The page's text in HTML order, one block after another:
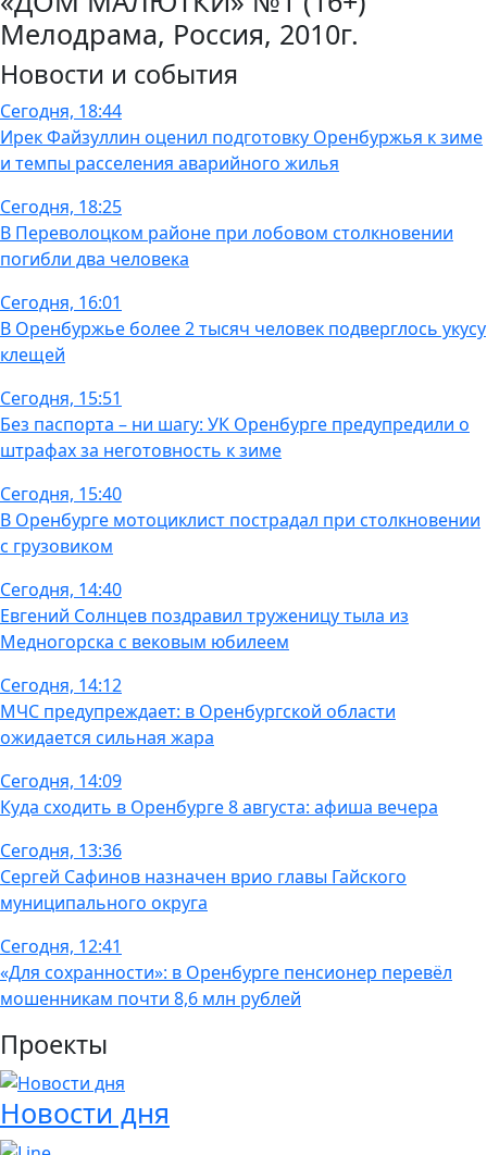
Мелодрама, Россия, 2010г.
Новости и события
Сегодня, 18:44
Ирек Файзуллин оценил подготовку Оренбуржья к зиме
и темпы расселения аварийного жилья
Сегодня, 18:25
В Переволоцком районе при лобовом столкновении
погибли два человека
Сегодня, 16:01
В Оренбуржье более 2 тысяч человек подверглось укусу
клещей
Сегодня, 15:51
Без паспорта – ни шагу: УК Оренбурге предупредили о
штрафах за неготовность к зиме
Сегодня, 15:40
В Оренбурге мотоциклист пострадал при столкновении
с грузовиком
Сегодня, 14:40
Евгений Солнцев поздравил труженицу тыла из
Медногорска с вековым юбилеем
Сегодня, 14:12
МЧС предупреждает: в Оренбургской области
ожидается сильная жара
Сегодня, 14:09
Куда сходить в Оренбурге 8 августа: афиша вечера
Сегодня, 13:36
Сергей Сафинов назначен врио главы Гайского
муниципального округа
Сегодня, 12:41
«Для сохранности»: в Оренбурге пенсионер перевёл
мошенникам почти 8,6 млн рублей
Проекты
Новости дня